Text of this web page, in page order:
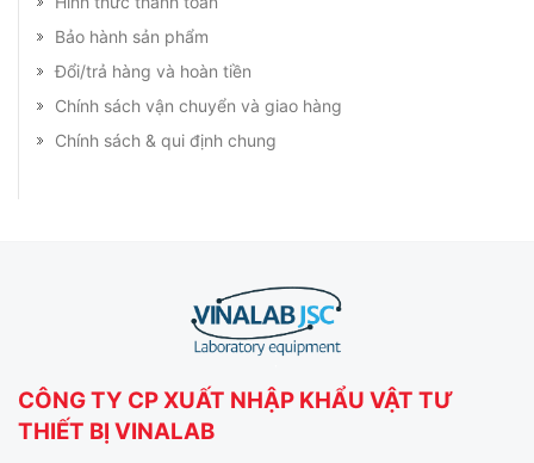
Bảo hành sản phẩm
Đổi/trả hàng và hoàn tiền
Chính sách vận chuyển và giao hàng
Chính sách & qui định chung
CÔNG TY CP XUẤT NHẬP KHẨU VẬT TƯ
THIẾT BỊ VINALAB